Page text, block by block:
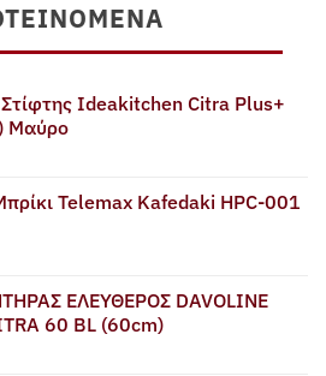
Στίφτης Ideakitchen Citra Plus+
Μαύρο
Telemax Kafedaki HPC-001
ΕΛΕΥΘΕΡΟΣ DAVOLINE
60 BL (60cm)